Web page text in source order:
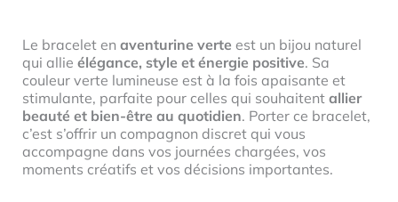
Le bracelet en aventurine verte est un bijou naturel
qui allie élégance, style et énergie positive. Sa
couleur verte lumineuse est à la fois apaisante et
stimulante, parfaite pour celles qui souhaitent allier
beauté et bien-être au quotidien. Porter ce bracelet,
c’est s’offrir un compagnon discret qui vous
accompagne dans vos journées chargées, vos
moments créatifs et vos décisions importantes.